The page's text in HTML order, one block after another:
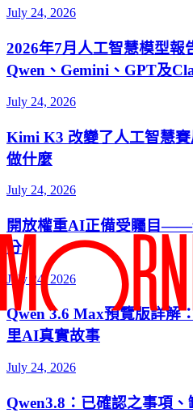
July 24, 2026
2026年7月人工智慧模型報
Qwen、Gemini、GPT及
July 24, 2026
Kimi K3 改變了人工智慧
做什麼
July 24, 2026
開放權重AI正備受矚目——
分
July 24, 2026
Qwen 3.6 Max預覽版詳解
里AI真實故事
July 24, 2026
Qwen3.8：已確認之事項